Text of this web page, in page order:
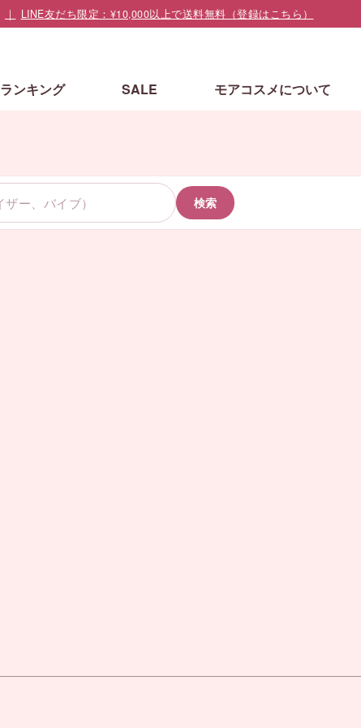
ランキング SALE モアコスメについて
検索
LINE友だち限定：¥10,000以上で送料無料（登録はこちら）